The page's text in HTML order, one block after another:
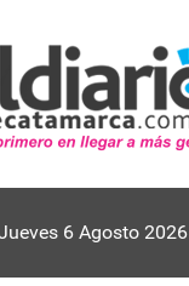
6 Agosto 2026